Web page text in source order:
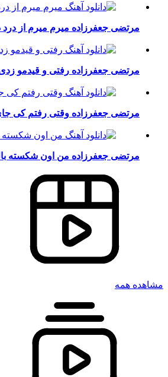
مرتضی جعفرزاده میرم میرم از درد
مرتضی جعفرزاده رفتی و قیدمو
مرتضی جعفرزاده وقتی رفتم کی
مرتضی جعفرزاده من اون شکسته
مشاهده همه